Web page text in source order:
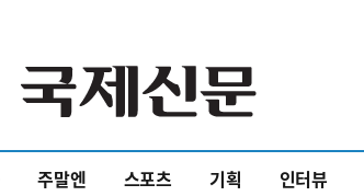
주말엔 스포츠 기획 인터뷰